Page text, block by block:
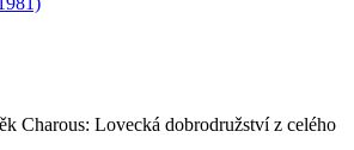
Charous: Lovecká dobrodružství z celého